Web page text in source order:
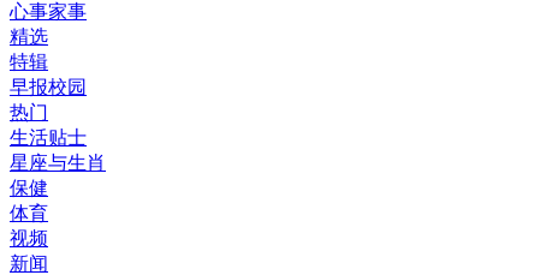
心事家事
精选
特辑
早报校园
热门
生活贴士
星座与生肖
保健
体育
视频
新闻